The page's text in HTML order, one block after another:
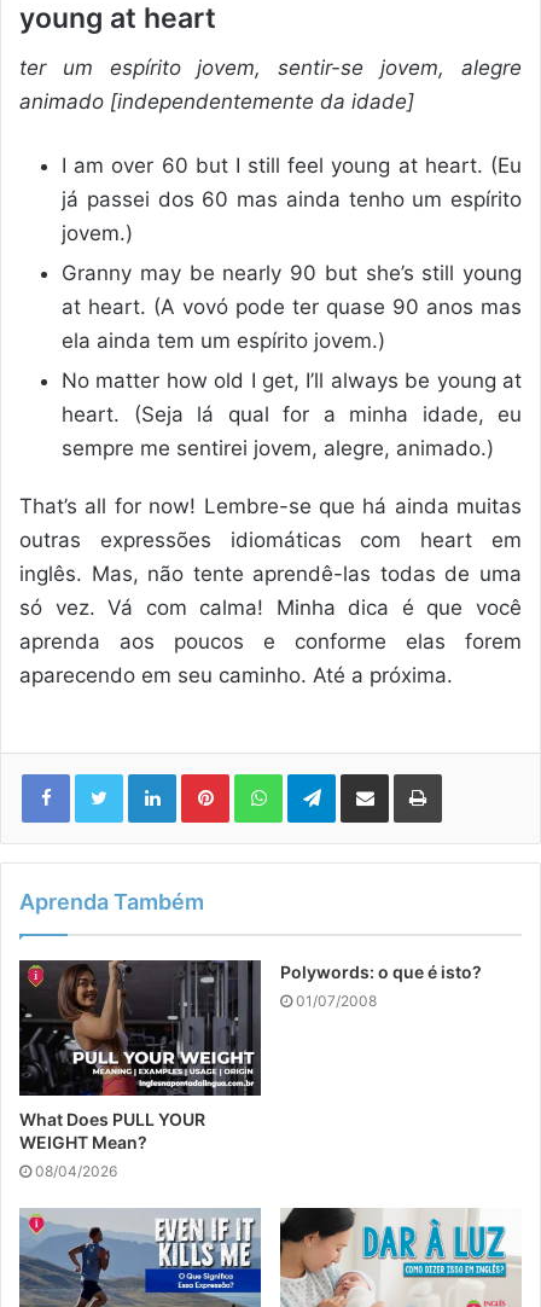
young at heart
ter um espírito jovem, sentir-se jovem, alegre
animado [independentemente da idade]
I am over 60 but I still feel young at heart. (Eu
já passei dos 60 mas ainda tenho um espírito
jovem.)
Granny may be nearly 90 but she’s still young
at heart. (A vovó pode ter quase 90 anos mas
ela ainda tem um espírito jovem.)
No matter how old I get, I’ll always be young at
heart. (Seja lá qual for a minha idade, eu
sempre me sentirei jovem, alegre, animado.)
That’s all for now! Lembre-se que há ainda muitas
outras expressões idiomáticas com heart em
inglês. Mas, não tente aprendê-las todas de uma
só vez. Vá com calma! Minha dica é que você
aprenda aos poucos e conforme elas forem
aparecendo em seu caminho. Até a próxima.
LinkedinPinterestWhatsAppTelegram
Compartilhar via e-mail Imprimir
Aprenda Também
What Does PULL YOUR
WEIGHT Mean?
08/04/2026
Polywords: o que é isto?
01/07/2008